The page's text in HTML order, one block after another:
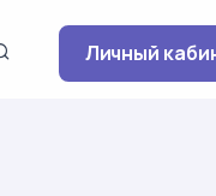
Личный